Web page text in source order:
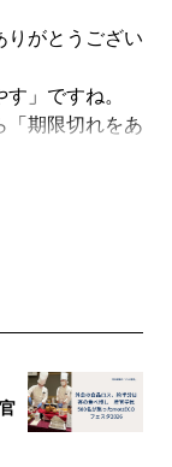
りがとうござい
」ですね。
「期限切れをあ
ありました
問題なく食べ
の方に理解し
は何を捨ててい
、社員の方に
しいです。